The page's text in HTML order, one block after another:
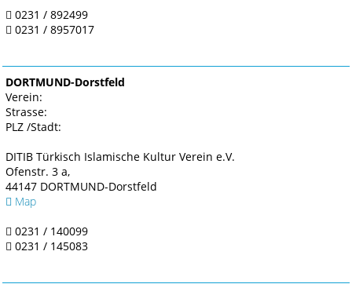
0231 / 892499
0231 / 8957017
DORTMUND-Dorstfeld
Verein:
Strasse:
PLZ /Stadt:
DITIB Türkisch Islamische Kultur Verein e.V.
Ofenstr. 3 a,
44147 DORTMUND-Dorstfeld
Map
0231 / 140099
0231 / 145083